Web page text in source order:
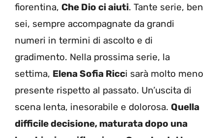
fiorentina, Che Dio ci aiuti. Tante serie, ben
sei, sempre accompagnate da grandi
numeri in termini di ascolto e di
gradimento. Nella prossima serie, la
settima, Elena Sofia Ricci sarà molto meno
presente rispetto al passato. Un’uscita di
scena lenta, inesorabile e dolorosa. Quella
difficile decisione, maturata dopo una